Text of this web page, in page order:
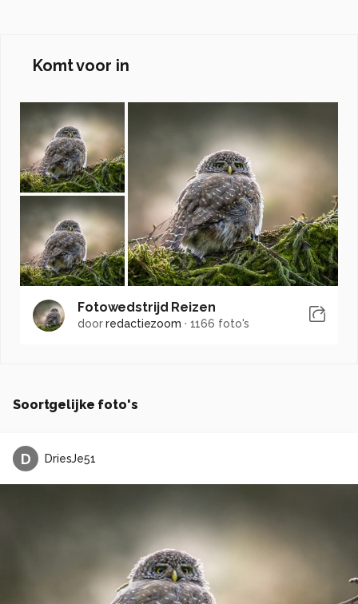
Komt voor in
Fotowedstrijd Reizen
doorredactiezoom · 1166 foto's
Soortgelijke foto's
D DriesJe51